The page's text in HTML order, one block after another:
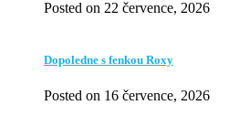
Posted on 22 července, 2026
Dopoledne s fenkou Roxy
Posted on 16 července, 2026